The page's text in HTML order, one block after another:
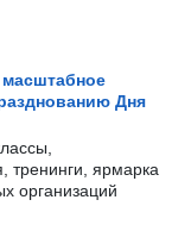
Дня
тренинги, ярмарка
организаций